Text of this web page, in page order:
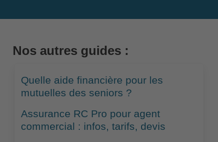
Nos autres guides :
Quelle aide financière pour les
mutuelles des seniors ?
Assurance RC Pro pour agent
commercial : infos, tarifs, devis